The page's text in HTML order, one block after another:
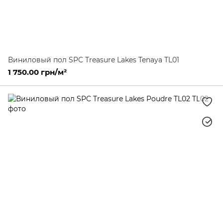
Виниловый пол SPC Treasure Lakes Tenaya TL01
1 750.00 грн/м²